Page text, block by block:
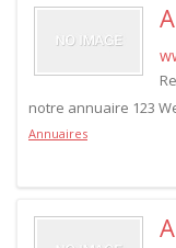
notre annuaire 123
Annuaires